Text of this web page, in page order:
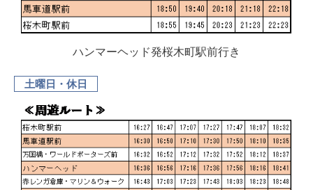
ハンマーヘッド発桜木町駅前行き
土曜日・休日